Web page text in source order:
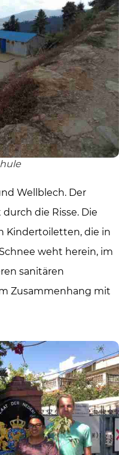
Wellblech. Der
die Risse. Die
Kindertoiletten, die in
weht herein, im
sanitären
Zusammenhang mit